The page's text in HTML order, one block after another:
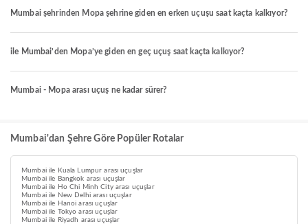
Mumbai şehrinden Mopa şehrine giden en erken uçuşu saat kaçta kalkıyor?
ile Mumbai’den Mopa’ye giden en geç uçuş saat kaçta kalkıyor?
Mumbai - Mopa arası uçuş ne kadar sürer?
Mumbai'dan Şehre Göre Popüler Rotalar
Mumbai ile Kuala Lumpur arası uçuşlar
Mumbai ile Bangkok arası uçuşlar
Mumbai ile Ho Chi Minh City arası uçuşlar
Mumbai ile New Delhi arası uçuşlar
Mumbai ile Hanoi arası uçuşlar
Mumbai ile Tokyo arası uçuşlar
Mumbai ile Riyadh arası uçuşlar